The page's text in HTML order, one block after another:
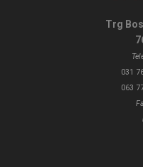
Trg
031
063